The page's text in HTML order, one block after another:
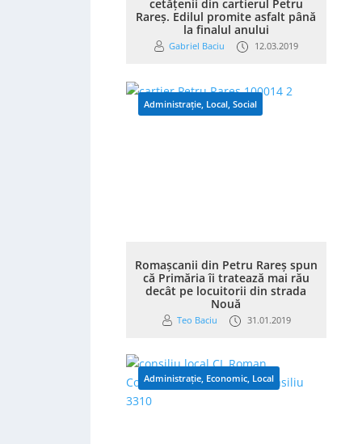
cetățenii din cartierul Petru
Rareș. Edilul promite asfalt până
la finalul anului
Gabriel Baciu 12.03.2019
Administrație, Local, Social
Romașcanii din Petru Rareș spun
că Primăria îi tratează mai rău
decât pe locuitorii din strada
Nouă
Teo Baciu 31.01.2019
Administrație, Economic, Local